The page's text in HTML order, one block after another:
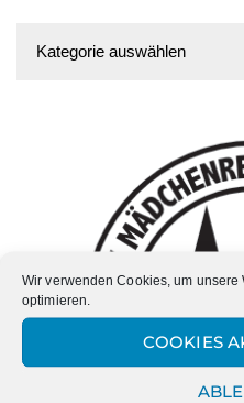
Wir verwenden Cookies, um
optimieren.
COOKIES